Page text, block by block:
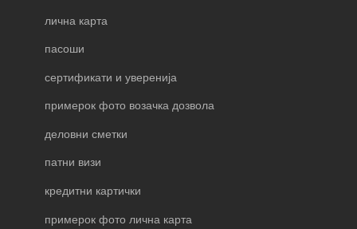
лична карта
пасоши
сертификати и уверенија
примерок фото возачка дозвола
деловни сметки
патни визи
кредитни картички
примерок фото лична карта